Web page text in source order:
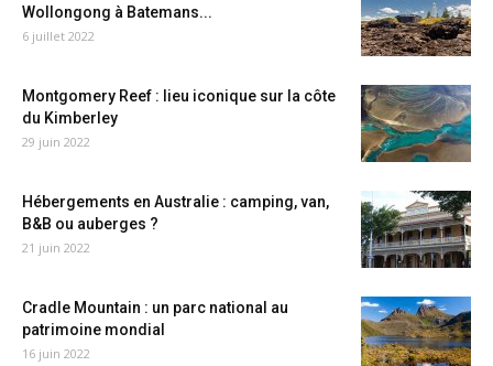
Wollongong à Batemans...
6 juillet 2022
Montgomery Reef : lieu iconique sur la côte
du Kimberley
29 juin 2022
Hébergements en Australie : camping, van,
B&B ou auberges ?
21 juin 2022
Cradle Mountain : un parc national au
patrimoine mondial
16 juin 2022